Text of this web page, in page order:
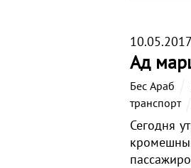
10.05.2017
Ад
Бес Араб
транспорт
Сегодня